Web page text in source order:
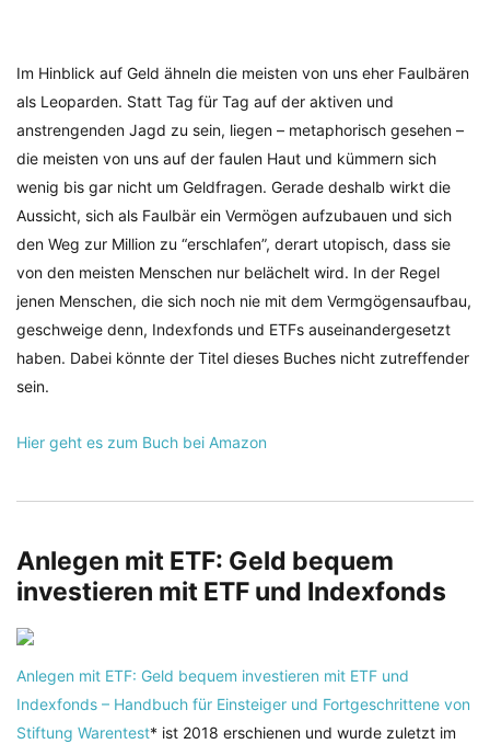
Im Hinblick auf Geld ähneln die meisten von uns eher Faulbären
als Leoparden. Statt Tag für Tag auf der aktiven und
anstrengenden Jagd zu sein, liegen – metaphorisch gesehen –
die meisten von uns auf der faulen Haut und kümmern sich
wenig bis gar nicht um Geldfragen. Gerade deshalb wirkt die
Aussicht, sich als Faulbär ein Vermögen aufzubauen und sich
den Weg zur Million zu “erschlafen”, derart utopisch, dass sie
von den meisten Menschen nur belächelt wird. In der Regel
jenen Menschen, die sich noch nie mit dem Vermgögensaufbau,
geschweige denn, Indexfonds und ETFs auseinandergesetzt
haben. Dabei könnte der Titel dieses Buches nicht zutreffender
sein.
Hier geht es zum Buch bei Amazon
Anlegen mit ETF: Geld bequem
investieren mit ETF und Indexfonds
Anlegen mit ETF: Geld bequem investieren mit ETF und
Indexfonds – Handbuch für Einsteiger und Fortgeschrittene von
Stiftung Warentest* ist 2018 erschienen und wurde zuletzt im